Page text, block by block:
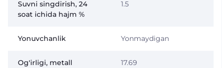
Suvni singdirish, 24
soat ichida hajm %
1.5
Yonuvchanlik Yonmaydigan
Og'irligi, metall
17.69